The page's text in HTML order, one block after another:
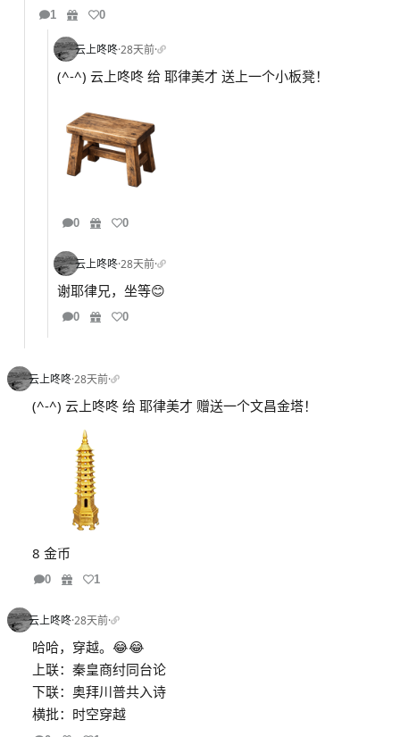
1 0
云上咚咚·28天前·
(^-^) 云上咚咚 给 耶律美才 送上一个小板凳！
0 0
云上咚咚·28天前·
谢耶律兄，坐等😊
0 0
云上咚咚·28天前·
(^-^) 云上咚咚 给 耶律美才 赠送一个文昌金塔！
8 金币
0 1
云上咚咚·28天前·
哈哈，穿越。😂😂
上联：秦皇商纣同台论
下联：奥拜川普共入诗
横批：时空穿越